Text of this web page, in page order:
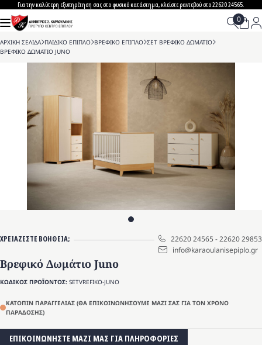
to
content
Για την καλύτερη εξυπηρέτηση σας στο φυσικό κατάστημα, κλείστε ραντεβού στο 22620 24565.
ΑΡΧΙΚΗ ΣΕΛΙΔΑ>ΠΑΙΔΙΚΟ ΕΠΙΠΛΟ>ΒΡΕΦΙΚΟ ΕΠΙΠΛΟ>ΣΕΤ ΒΡΕΦΙΚΟ ΔΩΜΑΤΙΟ>
ΒΡΕΦΙΚΟ ΔΩΜΑΤΙΟ JUNO
ΧΡΕΙΑΖΕΣΤΕ ΒΟΗΘΕΙΑ; 22620 24565-22620 29853
info@karaoulanisepiplo.gr
Βρεφικό Δωμάτιο Juno
ΚΩΔΙΚΟΣ ΠΡΟΪΟΝΤΟΣ: SETVREFIKO-JUNO
ΚΑΤΟΠΙΝ ΠΑΡΑΓΓΕΛΙΑΣ (ΘΑ ΕΠΙΚΟΙΝΩΝΗΣΟΥΜΕ ΜΑΖΙ ΣΑΣ ΓΙΑ ΤΟΝ ΧΡΟΝΟ
ΠΑΡΑΔΟΣΗΣ)
ΕΠΙΚΟΙΝΩΝΗΣΤΕ ΜΑΖΙ ΜΑΣ ΓΙΑ ΠΛΗΡΟΦΟΡΙΕΣ